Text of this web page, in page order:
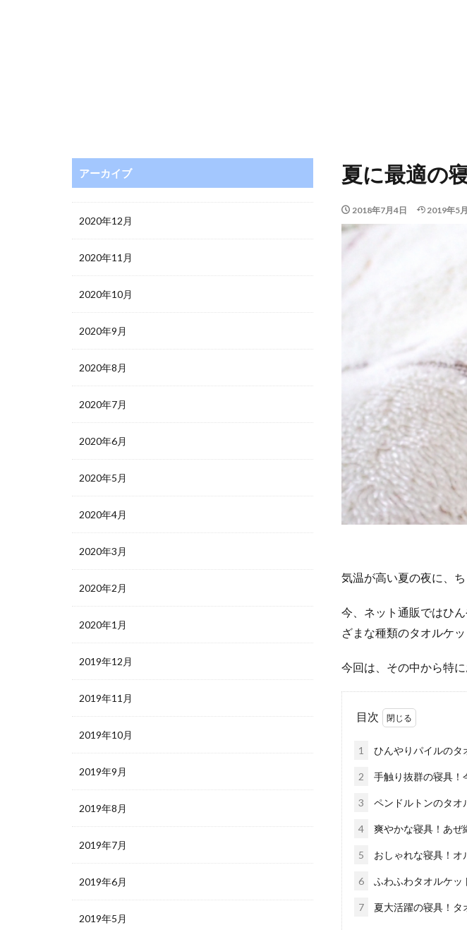
夏に最適の
2018年7月4日 2019年5
気温が高い夏の夜に、
今、ネット通販ではひ
ざまな種類のタオルケ
今回は、その中から特
目次
1 ひんやりパイルのタ
2 手触り抜群の寝具！
3 ペンドルトンのタオ
4 爽やかな寝具！あぜ
5 おしゃれな寝具！
6 ふわふわタオルケッ
7 夏大活躍の寝具！タ
アーカイブ
2020年12月
2020年11月
2020年10月
2020年9月
2020年8月
2020年7月
2020年6月
2020年5月
2020年4月
2020年3月
2020年2月
2020年1月
2019年12月
2019年11月
2019年10月
2019年9月
2019年8月
2019年7月
2019年6月
2019年5月